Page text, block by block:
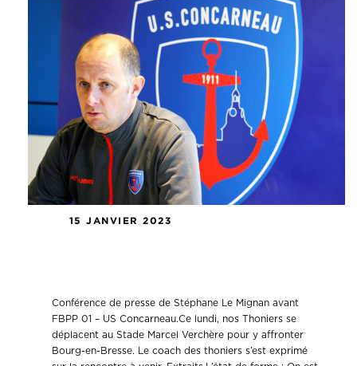
15 JANVIER 2023
Conférence de presse de Stéphane Le Mignan avant
FBPP 01 – US Concarneau.Ce lundi, nos Thoniers se
déplacent au Stade Marcel Verchère pour y affronter
Bourg-en-Bresse. Le coach des thoniers s’est exprimé